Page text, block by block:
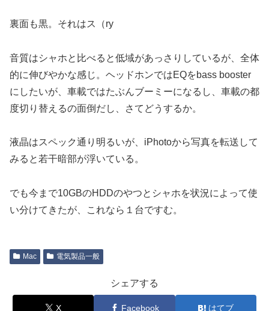
裏面も黒。それはス（ry
音質はシャホと比べると低域があっさりしているが、全体
的に伸びやかな感じ。ヘッドホンではEQをbass booster
にしたいが、車載ではたぶんブーミーになるし、車載の都
度切り替えるの面倒だし、さてどうするか。
液晶はスペック通り明るいが、iPhotoから写真を転送して
みると若干暗部が浮いている。
でも今まで10GBのHDDのやつとシャホを状況によって使
い分けてきたが、これなら１台ですむ。
Mac 電気製品一般
シェアする
X Facebook はてブ